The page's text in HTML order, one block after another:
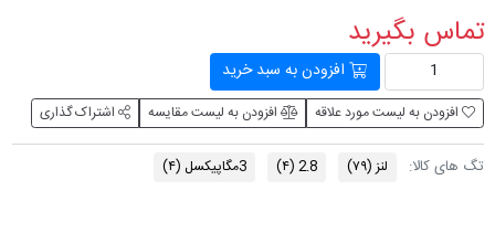
تماس بگیرید
افزودن به سبد خرید
افزودن به لیست مورد علاقه افزودن به لیست مقایسه اشتراک گذاری
تگ های کالا: لنز(۷۹) 2.8 (۴) 3مگاپیکسل (۴)